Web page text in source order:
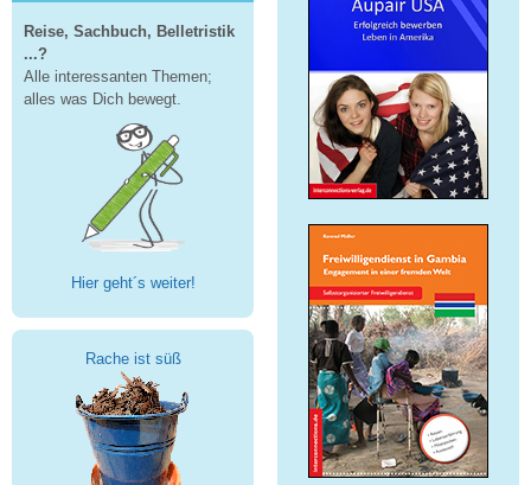
Reise, Sachbuch, Belletristik
...?
Alle interessanten Themen;
alles was Dich bewegt.
Hier geht´s weiter!
Rache ist süß